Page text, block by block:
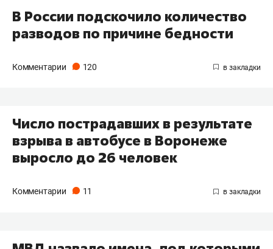
В России подскочило количество
разводов по причине бедности
Комментарии 120
Число пострадавших в результате
взрыва в автобусе в Воронеже
выросло до 26 человек
Комментарии 11